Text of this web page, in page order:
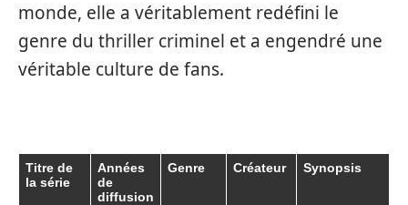
monde, elle a véritablement redéfini le
genre du thriller criminel et a engendré une
véritable culture de fans.
Titre de
la série
Années
de
diffusion
Genre Créateur Synopsis